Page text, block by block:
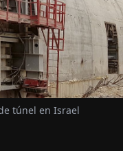
túnel en Israel